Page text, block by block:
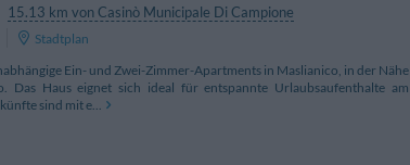
15.13 km von Casinò Municipale Di Campione
Stadtplan
Ein- und Zwei-Zimmer-Apartments in Maslianico, in der Nähe
Das Haus eignet sich ideal für entspannte Urlaubsaufenthalte am
sind mit e...